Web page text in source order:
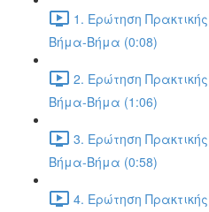
1. Ερώτηση
Βήμα-Βήμα (0:08)
2. Ερώτηση
Βήμα-Βήμα (1:06)
3. Ερώτηση
Βήμα-Βήμα (0:58)
4. Ερώτηση